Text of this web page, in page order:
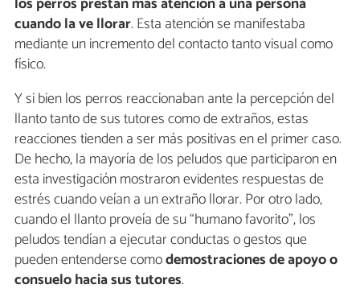
cuando la ve llorar. Esta atención se manifestaba
mediante un incremento del contacto tanto visual como
físico.
Y si bien los perros reaccionaban ante la percepción del
llanto tanto de sus tutores como de extraños, estas
reacciones tienden a ser más positivas en el primer caso.
De hecho, la mayoría de los peludos que participaron en
esta investigación mostraron evidentes respuestas de
estrés cuando veían a un extraño llorar. Por otro lado,
cuando el llanto proveía de su “humano favorito”, los
peludos tendían a ejecutar conductas o gestos que
pueden entenderse comodemostraciones de apoyo o
consuelo hacia sus tutores.